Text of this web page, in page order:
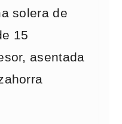
solera de
15
asentada